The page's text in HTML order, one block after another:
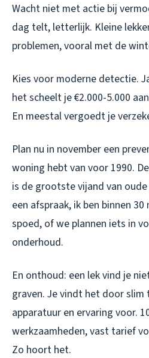
Wacht niet met actie bij
dag telt, letterlijk. Kleine
problemen, vooral met de
Kies voor moderne detectie.
het scheelt je €2.000-5.000
En meestal vergoedt je
Plan nu in november een
woning hebt van voor 1990.
is de grootste vijand van
een afspraak, ik ben binnen
spoed, of we plannen iets in
onderhoud.
En onthoud: een lek vind je
graven. Je vindt het door slim
apparatuur en ervaring voor.
werkzaamheden, vast tarief
Zo hoort het.